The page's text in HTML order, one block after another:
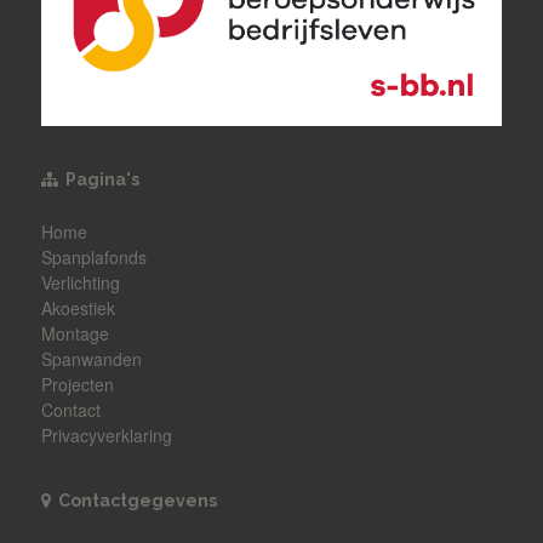
Pagina's
Home
Spanplafonds
Verlichting
Akoestiek
Montage
Spanwanden
Projecten
Contact
Privacyverklaring
Contactgegevens